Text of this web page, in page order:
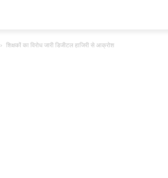
शिक्षकों का विरोध जारी डिजीटल हाजिरी से आक्रोश